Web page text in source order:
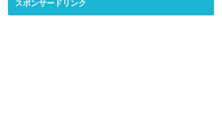
スポンサードリンク